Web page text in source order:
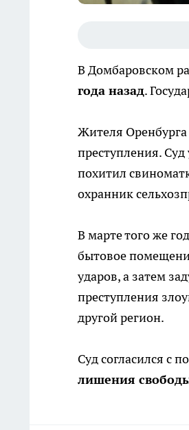
В Домбаровском
года назад.
Жителя
преступления.
похитил
охранник
В марте того же
бытовое
ударов, а затем
преступления
другой регион.
Суд согласился с
лишения